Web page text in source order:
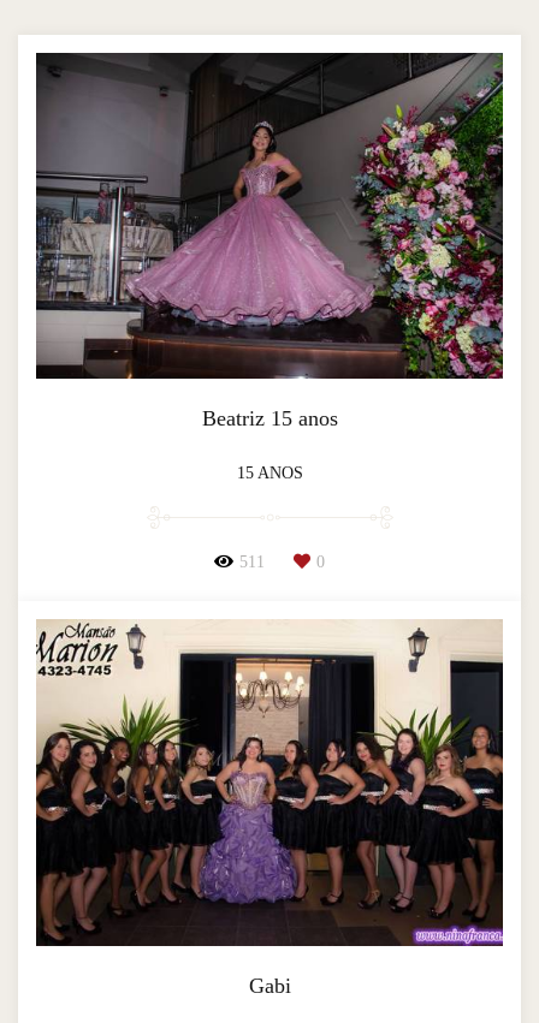
Beatriz 15 anos
15 ANOS
511 0
Gabi